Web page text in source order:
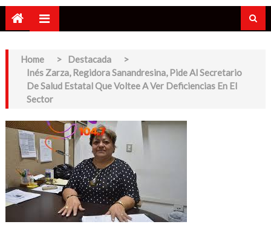
Home > Destacada
>
Inés Zarza, Regidora Sanandresina, Pide Al Secretario
De Salud Estatal Que Voltee A Ver Deficiencias En El
Sector